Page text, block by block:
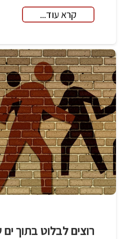
קרא עוד...
רוצים לבלוט בתוך